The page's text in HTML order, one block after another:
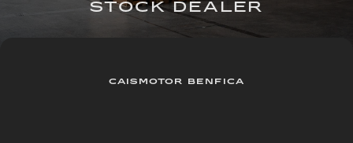
STOCK DEALER
CAISMOTOR BENFICA